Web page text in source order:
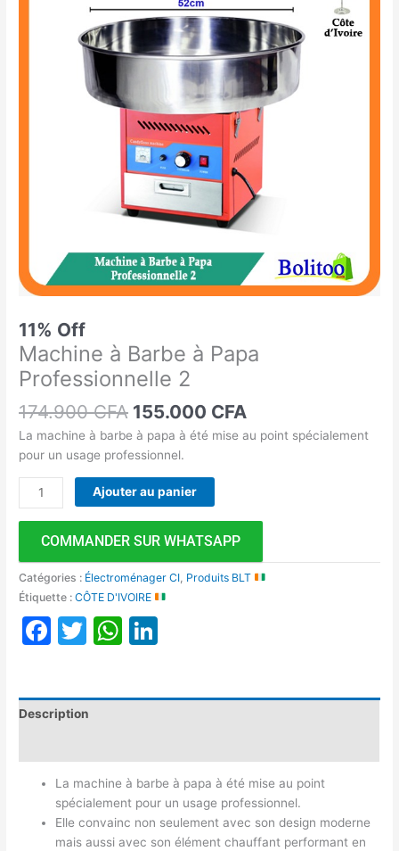
11% Off
Machine à Barbe à Papa
Professionnelle 2
174.900CFA
174.900 CFA.
155.000 CFA
155.000 CFA.
La machine à barbe à papa à été mise au point spécialement
pour un usage professionnel.
Professionnelle
Ajouter au panier
COMMANDER SUR WHATSAPP
Catégories : Électroménager CI Produits BLT
Étiquette :CÔTE D'IVOIRE
Facebook
TwitterWhatsApp
Description
La machine à barbe à papa à été mise au point
spécialement pour un usage professionnel.
Elle convainc non seulement avec son design moderne
mais aussi avec son élément chauffant performant en